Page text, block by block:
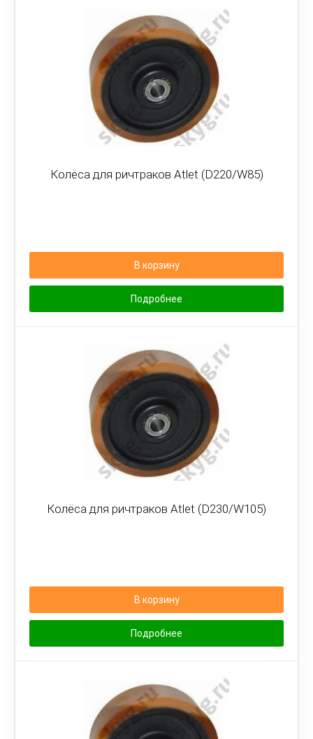
Колёса для ричтраков Atlet (D220/W85)
В корзину
Подробнее
Колёса для ричтраков Atlet (D230/W105)
В корзину
Подробнее